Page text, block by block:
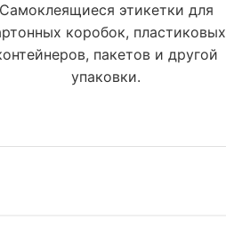
Самоклеящиеся этикетки для
коробок, пластиковых
пакетов и другой
упаковки.